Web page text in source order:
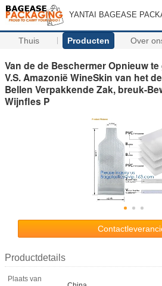
YANTAI BAGEASE
Thuis Producten Over
Van de de Beschermer Opnieuw
V.S. Amazonië WineSkin van het
Bellen Verpakkende Zak, breuk-
Wijnfles P
Productdetails
Plaats van